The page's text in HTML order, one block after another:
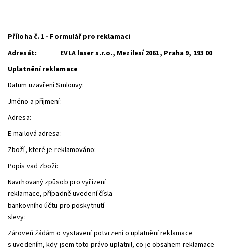
Příloha č. 1 - Formulář pro reklamaci
Adresát: EVLA laser s.r.o., Mezilesí 2061, Praha 9, 193 00
Uplatnění reklamace
Datum uzavření Smlouvy:
Jméno a příjmení:
Adresa:
E-mailová adresa:
Zboží, které je reklamováno:
Popis vad Zboží:
Navrhovaný způsob pro vyřízení
reklamace, případně uvedení čísla
bankovního účtu pro poskytnutí
slevy:
Zároveň žádám o vystavení potvrzení o uplatnění reklamace
s uvedením, kdy jsem toto právo uplatnil, co je obsahem reklamace